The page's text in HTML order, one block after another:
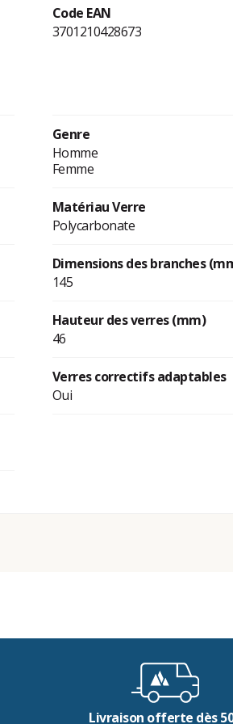
Code EAN
3701210428673
Genre
Homme
Femme
Matériau Verre
Polycarbonate
Dimensions des branches
145
Hauteur des verres (mm)
46
Verres correctifs adaptables
Oui
Livraison offerte dès